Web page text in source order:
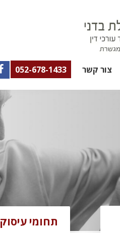
צור קשר 052-678-1433
תחומי עיסוק